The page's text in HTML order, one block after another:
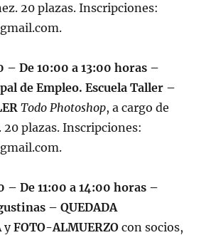
20 plazas. Inscripciones:
– De 10:00 a 13:00 horas –
de Empleo. Escuela Taller –
Todo Photoshop, a cargo de
plazas. Inscripciones:
– De 11:00 a 14:00 horas –
– QUEDADA
yFOTO-ALMUERZO con socios,